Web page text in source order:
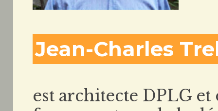
Jean-Charles
est architecte DPLG et